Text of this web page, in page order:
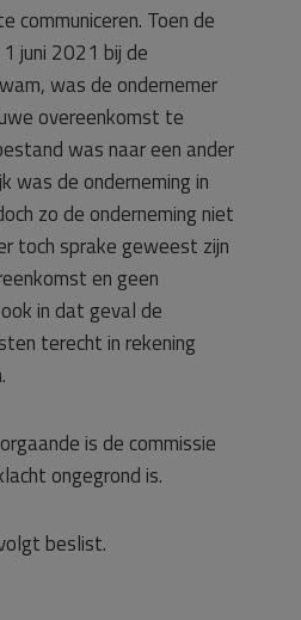
communiceren. Toen de
juni 2021 bij de
was de ondernemer
overeenkomst te
was naar een ander
was de onderneming in
zo de onderneming niet
toch sprake geweest zijn
en geen
in dat geval de
terecht in rekening
is de commissie
ongegrond is.
beslist.